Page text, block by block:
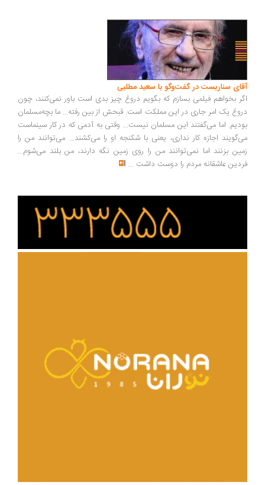
سناریست در گفت‌وگو با سعید مطلبی
بخواهم فیلمی بسازم که بگویم دروغ چیز بدی است باور نمی‌کنند، چون
یک امر جاری در این مملکت است. قبحش از بین رفته... ما بچه‌مسلمان
اما می‌گفتند این مسلمان نیست... وقتی به آدمی که در کار سینماست
اجازه کار نداری، یعنی با شکنجه او را می‌کشند... می‌توانند من را
بزنند اما نمی‌توانند من را روی زمین نگه دارند، من بلند می‌شوم...
عاشقانه مردم را دوست داشت ...